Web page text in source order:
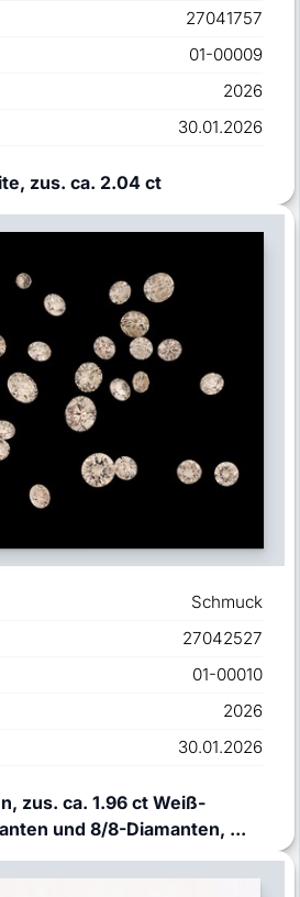
27041757
01-00009
2026
30.01.2026
zus. ca. 2.04 ct
Schmuck
27042527
01-00010
2026
30.01.2026
zus. ca. 1.96 ct Weiß-
und 8/8-Diamanten, ...